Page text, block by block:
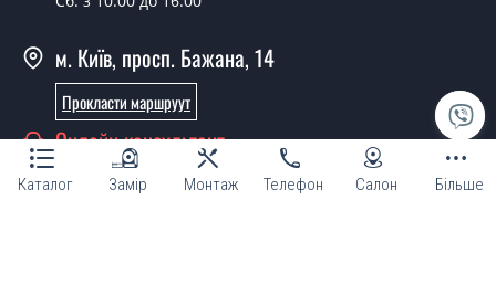
Каталог Замір Монтаж Телефон Салон Більше
двері фаворит?
Так, ми маємо великий асортимент готових
міжкімнатних дверей ТМ Фаворит.
Ви робите нестандартні міжкімнатні
двері?
м. Київ, просп. Бажана, 14
Прокласти маршруут
Онлайн консультант